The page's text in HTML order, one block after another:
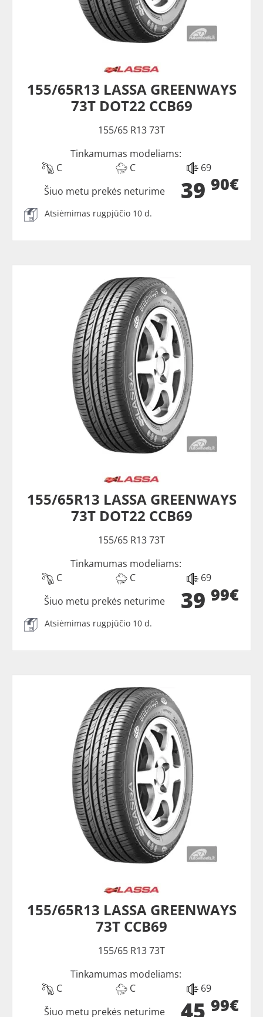
155/65R13 LASSA GREENWAYS
73T DOT22 CCB69
155/65 R13 73T
Tinkamumas modeliams:
C
C 69
39 90€
Šiuo metu prekės neturime
Atsiėmimas rugpjūčio 10 d.
155/65R13 LASSA GREENWAYS
73T DOT22 CCB69
155/65 R13 73T
Tinkamumas modeliams:
C
C 69
39 99€
Šiuo metu prekės neturime
Atsiėmimas rugpjūčio 10 d.
155/65R13 LASSA GREENWAYS
73T CCB69
155/65 R13 73T
Tinkamumas modeliams:
C
C 69
45 99€
Šiuo metu prekės neturime